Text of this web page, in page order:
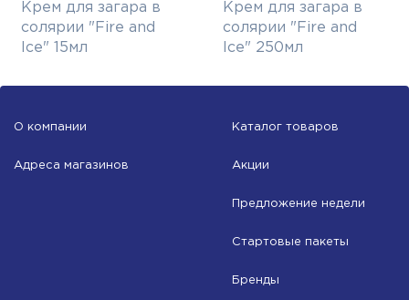
Крем для загара в
солярии "Fire and
Ice" 15мл
Крем для загара в
солярии "Fire and
Ice" 250мл
О компании
Адреса магазинов
Каталог товаров
Акции
Предложение недели
Стартовые пакеты
Бренды